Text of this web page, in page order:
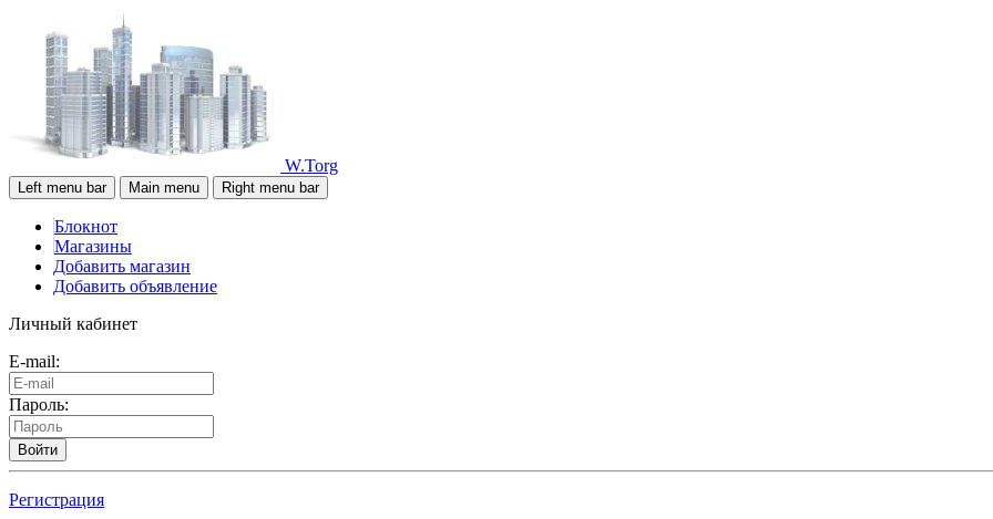
W.Torg
Left menu bar Main menu Right menu bar
Блокнот
Магазины
Добавить магазин
Добавить объявление
Личный кабинет
E-mail:
Пароль:
Войти
Регистрация